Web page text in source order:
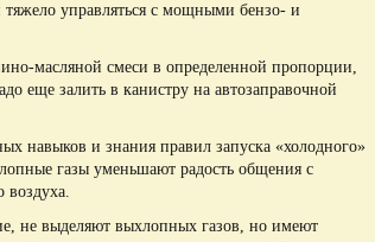
управляться с мощными бензо- и
масляной смеси в определенной пропорции,
еще залить в канистру на автозаправочной
навыков и знания правил запуска «холодного»
газы уменьшают радость общения с
воздуха.
не выделяют выхлопных газов, но имеют